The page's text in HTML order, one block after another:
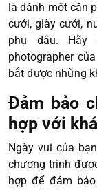
là dành một căn
cưới, giày cưới,
phụ dâu. Hãy
photographer
bắt được những
Đảm bảo
hợp với
Ngày vui của
chương trình
hợp để đảm